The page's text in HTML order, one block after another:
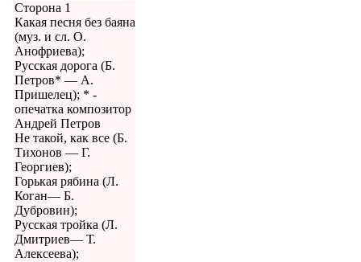
Сторона 1
Какая песня без баяна
(муз. и сл. О.
Анофриева);
Русская дорога (Б.
Петров* — А.
Пришелец); * -
опечатка композитор
Андрей Петров
Не такой, как все (Б.
Тихонов — Г.
Георгиев);
Горькая рябина (Л.
Коган— Б.
Дубровин);
Русская тройка (Л.
Дмитриев— Т.
Алексеева);